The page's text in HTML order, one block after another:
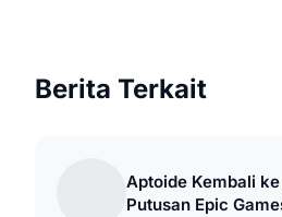
Berita Terkait
Aptoide Kembali
Putusan Epic